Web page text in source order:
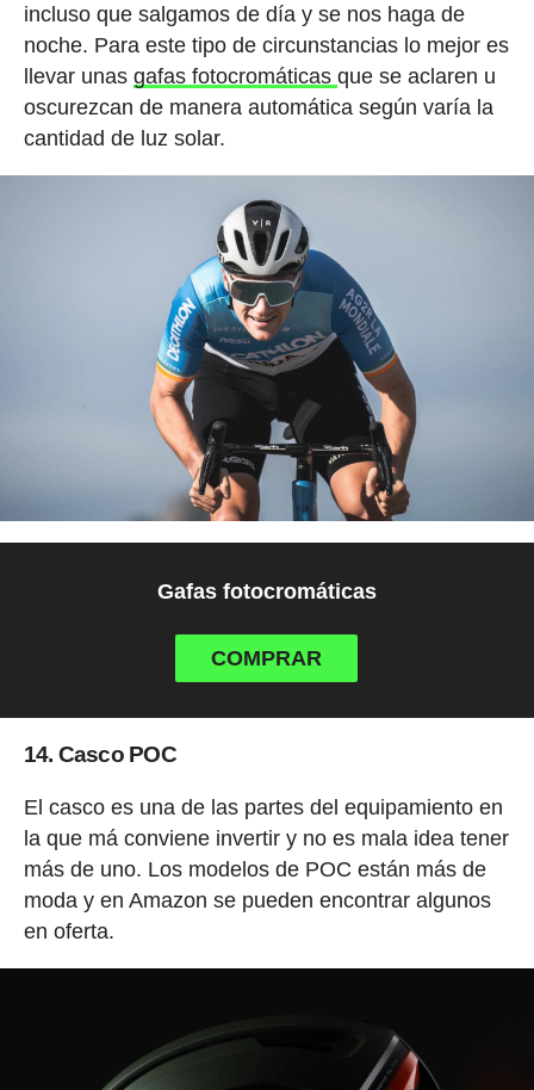
incluso que salgamos de día y se nos haga de
noche. Para este tipo de circunstancias lo mejor es
llevar unas gafas fotocromáticas que se aclaren u
oscurezcan de manera automática según varía la
cantidad de luz solar.
Gafas fotocromáticas
COMPRAR
14. Casco POC
El casco es una de las partes del equipamiento en
la que má conviene invertir y no es mala idea tener
más de uno. Los modelos de POC están más de
moda y en Amazon se pueden encontrar algunos
en oferta.